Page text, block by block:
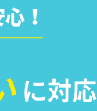
！
に対